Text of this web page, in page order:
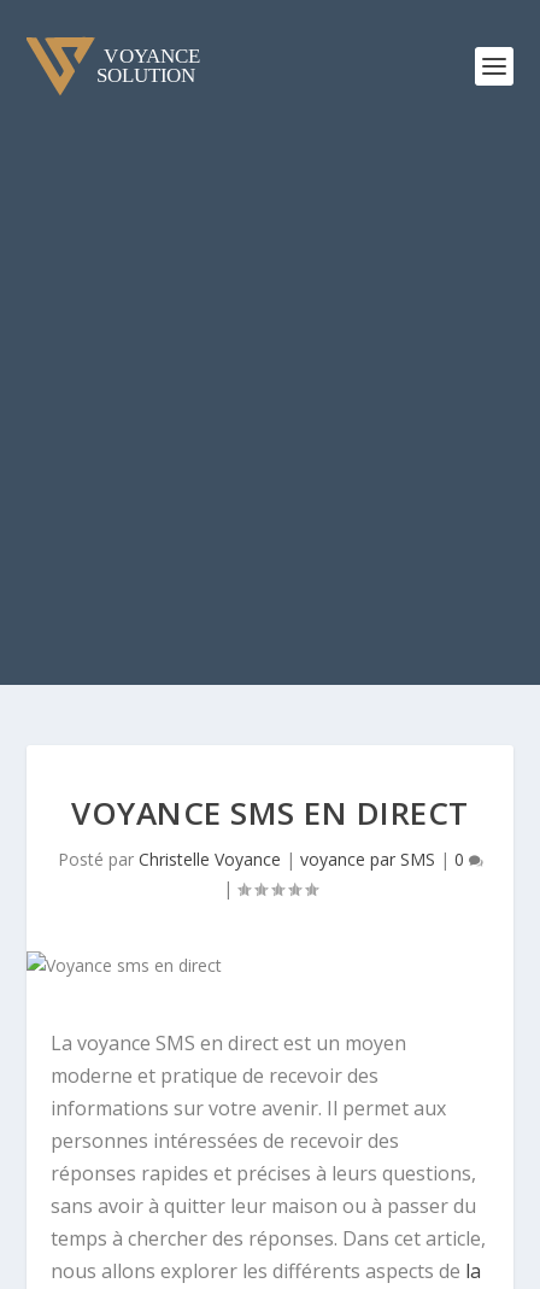
VOYANCE SMS EN DIRECT
Posté par Christelle Voyance | voyance par SMS | 0
|
La voyance SMS en direct est un moyen
moderne et pratique de recevoir des
informations sur votre avenir. Il permet aux
personnes intéressées de recevoir des
réponses rapides et précises à leurs questions,
sans avoir à quitter leur maison ou à passer du
temps à chercher des réponses. Dans cet article,
nous allons explorer les différents aspects de la